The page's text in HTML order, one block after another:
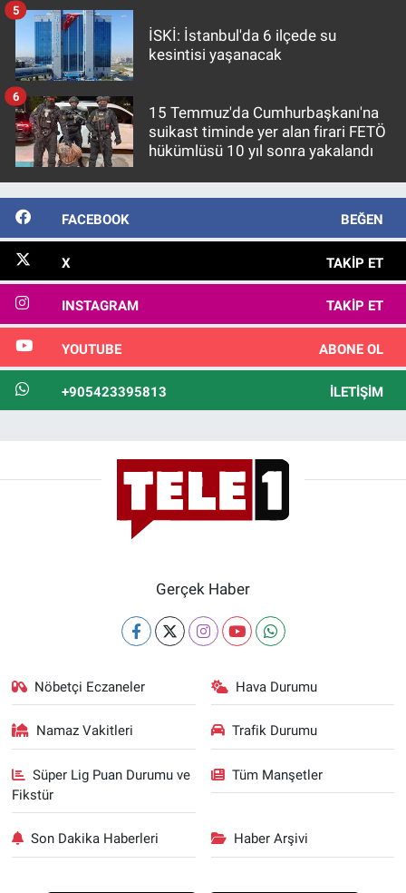
İSKİ: İstanbul'da 6 ilçede su
kesintisi yaşanacak
5
15 Temmuz'da Cumhurbaşkanı'na
suikast timinde yer alan firari FETÖ
hükümlüsü 10 yıl sonra yakalandı
6
FACEBOOK BEĞEN
X TAKIP ET
INSTAGRAM TAKIP ET
YOUTUBE ABONE OL
+905423395813 İLETIŞIM
Gerçek Haber
Nöbetçi Eczaneler Hava Durumu
Namaz Vakitleri Trafik Durumu
Süper Lig Puan Durumu ve
Fikstür
Tüm Manşetler
Son Dakika Haberleri Haber Arşivi